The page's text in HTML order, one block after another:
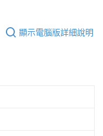
顯示電腦版詳細說明